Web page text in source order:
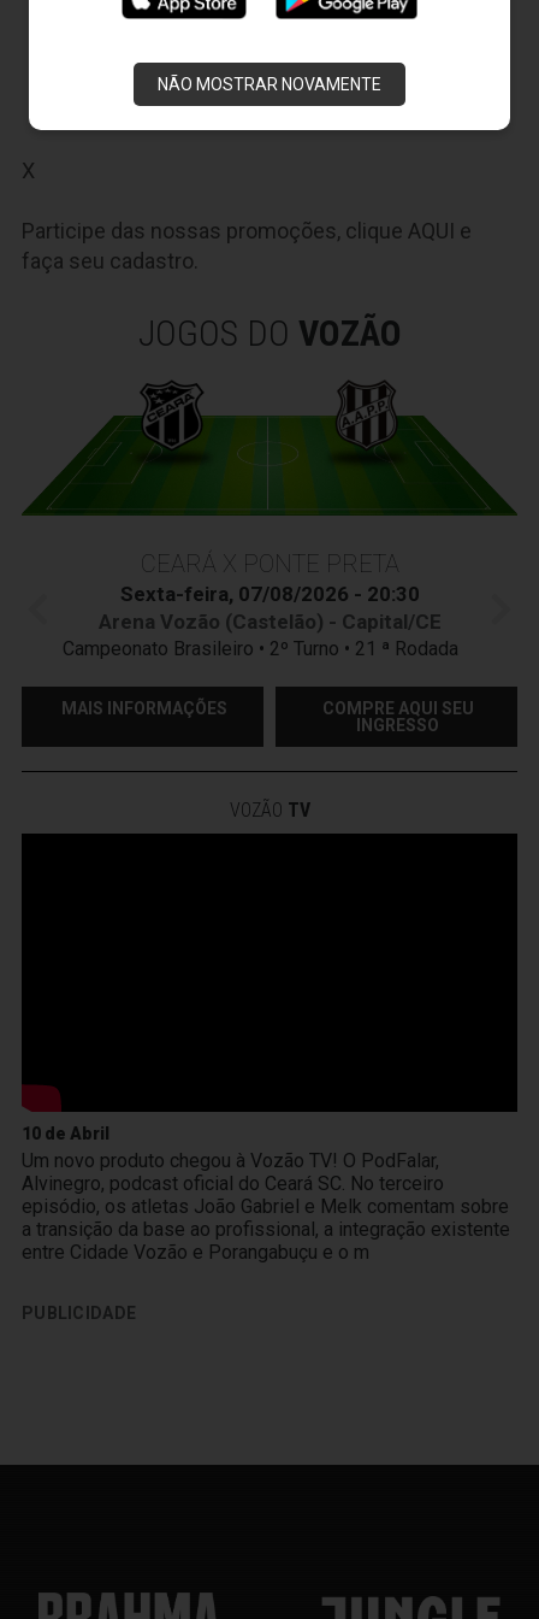
NÃO MOSTRAR NOVAMENTE
30/08/2014 - Ceará 3 x 1 Luverdense
28/04/2013 - Guarany Sobral 3 x 2 Ceará
X
Participe das nossas promoções, clique AQUI e
faça seu cadastro.
JOGOS DO VOZÃO
CEARÁ X PONTE PRETA
Sexta-feira, 07/08/2026 - 20:30
Arena Vozão (Castelão) - Capital/CE
Campeonato Brasileiro • 2º Turno • 21 ª Rodada
MAIS INFORMAÇÕES
COMPRE AQUI SEU
INGRESSO
VOZÃO TV
10 de Abril
Um novo produto chegou à Vozão TV! O PodFalar,
Alvinegro, podcast oficial do Ceará SC. No terceiro
episódio, os atletas João Gabriel e Melk comentam sobre
a transição da base ao profissional, a integração existente
entre Cidade Vozão e Porangabuçu e o m
PUBLICIDADE